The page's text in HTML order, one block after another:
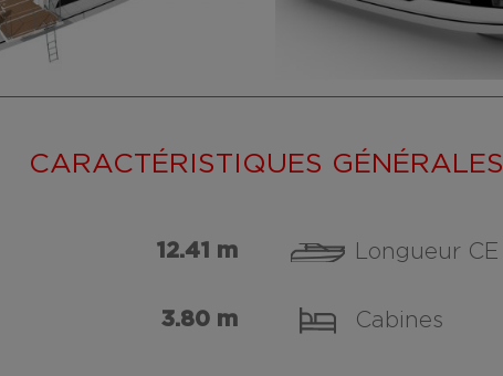
CARACTÉRISTIQUES GÉNÉRALES
12.41 m Longueur CE
3.80 m Cabines